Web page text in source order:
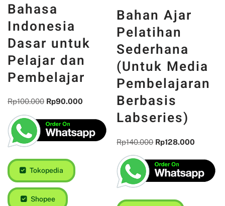
Bahasa
Indonesia
Dasar untuk
Pelajar dan
Pembelajar
Rp100.000 Rp90.000
Tokopedia
Shopee
Bahan Ajar
Pelatihan
Sederhana
(Untuk Media
Pembelajaran
Berbasis
Labseries)
Rp140.000 Rp128.000